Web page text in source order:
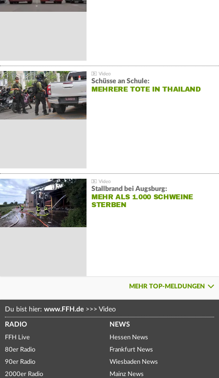
Schüsse an Schule:
MEHRERE TOTE IN THAILAND
Stallbrand bei Augsburg:
MEHR ALS 1.000 SCHWEINE
STERBEN
MEHR TOP-MELDUNGEN
Du bist hier: www.FFH.de >>> Video
RADIO
FFH Live
80er Radio
90er Radio
2000er Radio
NEWS
Hessen News
Frankfurt News
Wiesbaden News
Mainz News